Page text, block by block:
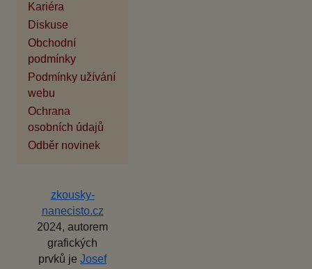
Kariéra
Diskuse
Obchodní
podmínky
Podmínky užívání
webu
Ochrana
osobních údajů
Odběr novinek
zkousky-
nanecisto.cz
2024, autorem
grafických
prvků je Josef